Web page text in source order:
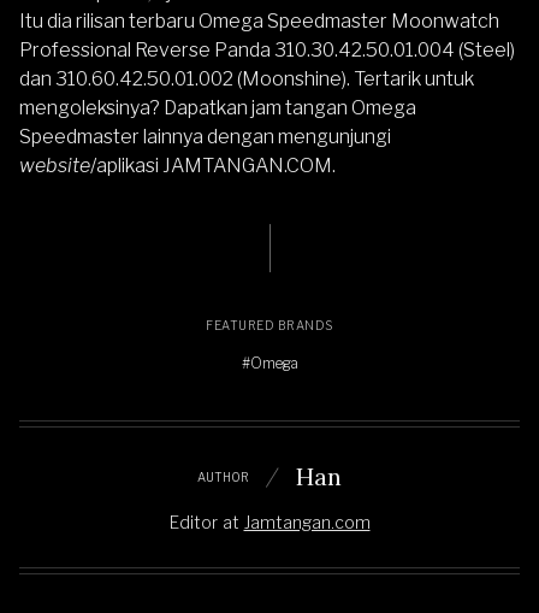
Itu dia rilisan terbaru Omega Speedmaster Moonwatch
Professional Reverse Panda 310.30.42.50.01.004 (Steel)
dan 310.60.42.50.01.002 (Moonshine). Tertarik untuk
mengoleksinya? Dapatkan jam tangan Omega
Speedmaster lainnya dengan mengunjungi
website/aplikasi JAMTANGAN.COM.
FEATURED BRANDS
#Omega
AUTHOR Han
Editor at Jamtangan.com